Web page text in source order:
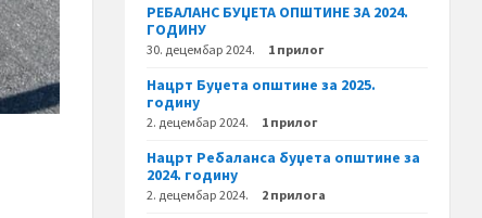
РЕБАЛАНС БУЏЕТА ОПШТИНЕ ЗА 2024.
ГОДИНУ
30. децембар 2024. 1 прилог
Нацрт Буџета општине за 2025.
годину
2. децембар 2024. 1 прилог
Нацрт Ребаланса буџета општине за
2024. годину
2. децембар 2024. 2 прилога